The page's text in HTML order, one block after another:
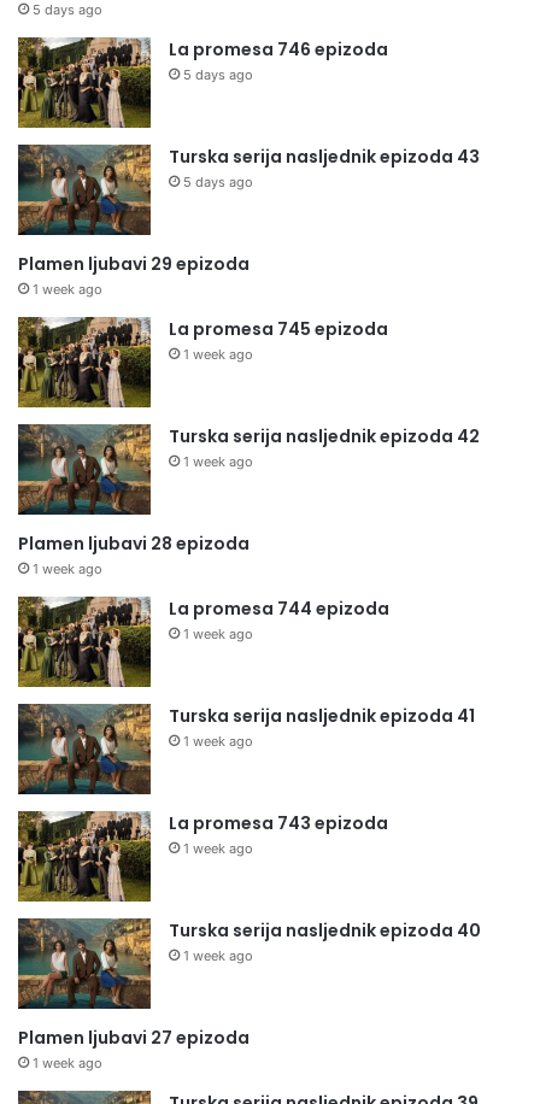
5 days ago
La promesa 746 epizoda
5 days ago
Turska serija nasljednik epizoda 43
5 days ago
Plamen ljubavi 29 epizoda
1 week ago
La promesa 745 epizoda
1 week ago
Turska serija nasljednik epizoda 42
1 week ago
Plamen ljubavi 28 epizoda
1 week ago
La promesa 744 epizoda
1 week ago
Turska serija nasljednik epizoda 41
1 week ago
La promesa 743 epizoda
1 week ago
Turska serija nasljednik epizoda 40
1 week ago
Plamen ljubavi 27 epizoda
1 week ago